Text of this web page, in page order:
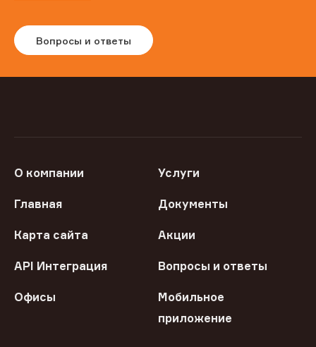
Вопросы и ответы
О компании Услуги
Главная Документы
Карта сайта Акции
API Интеграция Вопросы и ответы
Офисы
Мобильное
приложение